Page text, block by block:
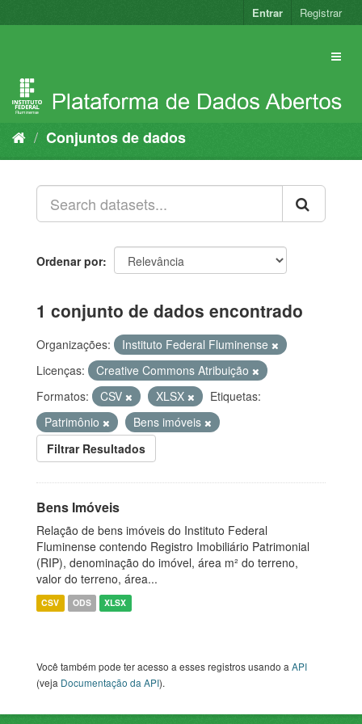
para
Entrar Registrar
Conjuntos de dados
Ordenar por
1 conjunto de dados encontrado
Organizações:
Instituto Federal Fluminense
Licenças:
Creative Commons Atribuição
Formatos:
CSV XLSX
Etiquetas:
Patrimônio
Bens imóveis
Filtrar Resultados
Bens Imóveis
Relação de bens imóveis do Instituto Federal
Fluminense contendo Registro Imobiliário Patrimonial
(RIP), denominação do imóvel, área m² do terreno,
valor do terreno, área...
CSV ODS XLSX
Você também pode ter acesso a esses registros usando aAPI
(veja Documentação da API).